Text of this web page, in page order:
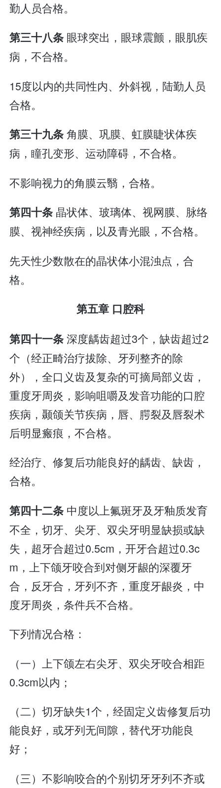
勤人员合格。
第三十八条 眼球突出，眼球震颤，眼肌疾
病，不合格。
15度以内的共同性内、外斜视，陆勤人员
合格。
第三十九条角膜、巩膜、虹膜睫状体疾
病，瞳孔变形、运动障碍，不合格。
不影响视力的角膜云翳，合格。
第四十条 晶状体、玻璃体、视网膜、脉络
膜、视神经疾病，以及青光眼，不合格。
先天性少数散在的晶状体小混浊点，合
格。
第五章 口腔科
第四十一条深度龋齿超过3个，缺齿超过2
个（经正畸治疗拔除、牙列整齐的除
外），全口义齿及复杂的可摘局部义齿，
重度牙周炎，影响咀嚼及发音功能的口腔
疾病，颞颌关节疾病，唇、腭裂及唇裂术
后明显瘢痕，不合格。
经治疗、修复后功能良好的龋齿、缺齿，
合格。
第四十二条 中度以上氟斑牙及牙釉质发育
不全，切牙、尖牙、双尖牙明显缺损或缺
失，超牙合超过0.5cm，开牙合超过0.3c
m，上下颌牙咬合到对侧牙龈的深覆牙
合，反牙合，牙列不齐，重度牙龈炎，中
度牙周炎，条件兵不合格。
下列情况合格：
（一）上下颌左右尖牙、双尖牙咬合相距
0.3cm以内；
（二）切牙缺失1个，经固定义齿修复后功
能良好，或牙列无间隙，替代牙功能良
好；
（三）不影响咬合的个别切牙牙列不齐或